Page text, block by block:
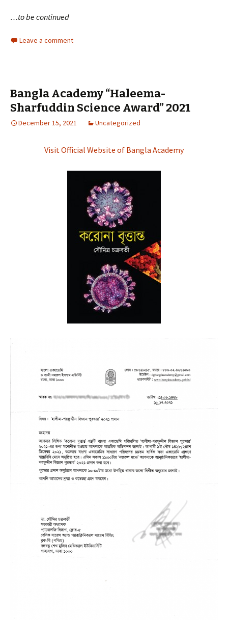
…to be continued
Leave a comment
Bangla Academy “Haleema-
Sharfuddin Science Award” 2021
December 15, 2021 Uncategorized
Visit Official Website of Bangla Academy